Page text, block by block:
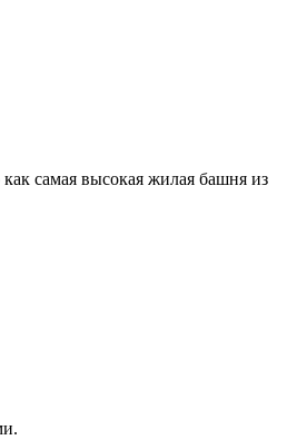
самая высокая жилая башня из